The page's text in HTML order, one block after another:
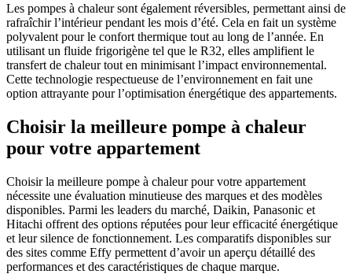
Les pompes à chaleur sont également réversibles, permettant ainsi de
rafraîchir l’intérieur pendant les mois d’été. Cela en fait un système
polyvalent pour le confort thermique tout au long de l’année. En
utilisant un fluide frigorigène tel que le R32, elles amplifient le
transfert de chaleur tout en minimisant l’impact environnemental.
Cette technologie respectueuse de l’environnement en fait une
option attrayante pour l’optimisation énergétique des appartements.
Choisir la meilleure pompe à chaleur
pour votre appartement
Choisir la meilleure pompe à chaleur pour votre appartement
nécessite une évaluation minutieuse des marques et des modèles
disponibles. Parmi les leaders du marché, Daikin, Panasonic et
Hitachi offrent des options réputées pour leur efficacité énergétique
et leur silence de fonctionnement. Les comparatifs disponibles sur
des sites comme Effy permettent d’avoir un aperçu détaillé des
performances et des caractéristiques de chaque marque.